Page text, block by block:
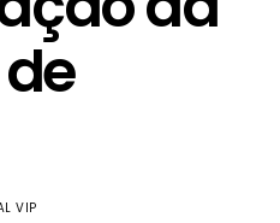
VIP